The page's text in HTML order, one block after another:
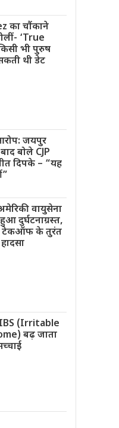
का चौंकाने
‘True
भी पुरुष
थी डेट
जयपुर
बोले CJP
दिपके – “यह
वायुसेना
दुर्घटनाग्रस्त,
टेकऑफ के तुरंत
IBS (Irritable
बढ़ जाता